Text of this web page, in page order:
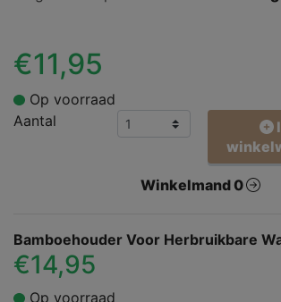
€11,95
Op voorraad
Aantal
Winkelmand 0
Bamboehouder Voor Herbruikbare
€14,95
Op voorraad